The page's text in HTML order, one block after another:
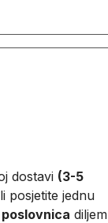
dostavi (3-5
posjetite jednu
poslovnica diljem